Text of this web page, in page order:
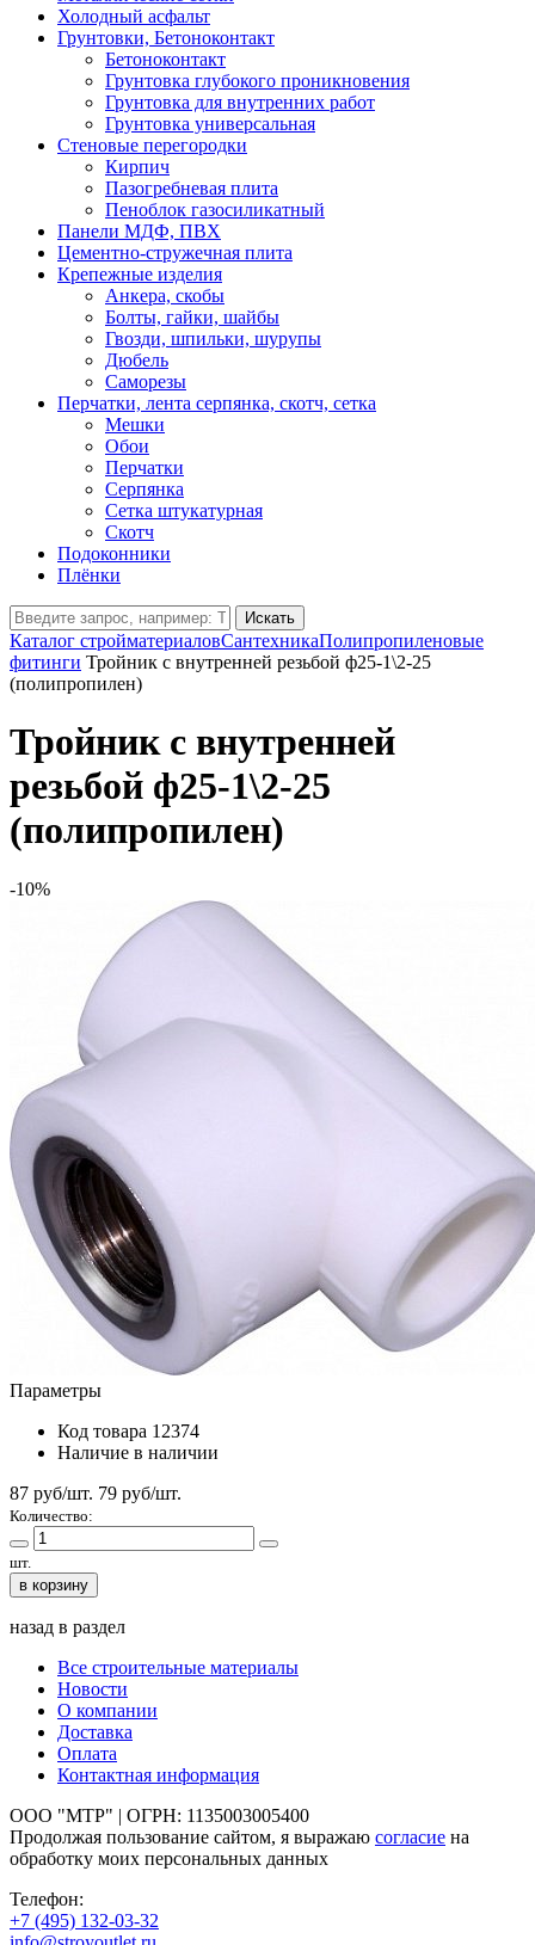
Холодный асфальт
Грунтовки, Бетоноконтакт
Бетоноконтакт
Грунтовка глубокого проникновения
Грунтовка для внутренних работ
Грунтовка универсальная
Стеновые перегородки
Кирпич
Пазогребневая плита
Пеноблок газосиликатный
Панели МДФ, ПВХ
Цементно-стружечная плита
Крепежные изделия
Анкера, скобы
Болты, гайки, шайбы
Гвозди, шпильки, шурупы
Дюбель
Саморезы
Перчатки, лента серпянка, скотч, сетка
Мешки
Обои
Перчатки
Серпянка
Сетка штукатурная
Скотч
Подоконники
Плёнки
Искать
Каталог стройматериаловСантехникаПолипропиленовые
фитинги Тройник с внутренней резьбой ф25-1\2-25
(полипропилен)
Тройник с внутренней
резьбой ф25-1\2-25
(полипропилен)
-10%
Параметры
Код товара 12374
Наличие в наличии
87 руб/шт. 79 руб/шт.
Количество:
шт.
в корзину
назад в раздел
Все строительные материалы
Новости
О компании
Доставка
Оплата
Контактная информация
ООО "МТР" | ОГРН: 1135003005400
Продолжая пользование сайтом, я выражаю согласие на
обработку моих персональных данных
Телефон:
+7 (495) 132-03-32